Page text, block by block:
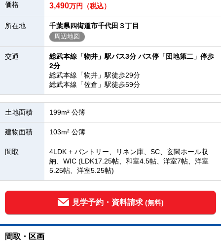
価格 3,490万円（税込）
所在地 千葉県四街道市千代田３丁目
周辺地図
交通
総武本線「物井」駅バス3分 バス停「団地第二」停歩
2分
総武本線「物井」駅徒歩29分
総武本線「佐倉」駅徒歩59分
土地面積 199m² 公簿
建物面積 103m² 公簿
間取
4LDK + パントリー、リネン庫、SC、玄関ホール収
納、WIC (LDK17.25帖、和室4.5帖、洋室7帖、洋室
5.25帖、洋室5.25帖)
見学予約・資料請求 (無料)
間取・区画